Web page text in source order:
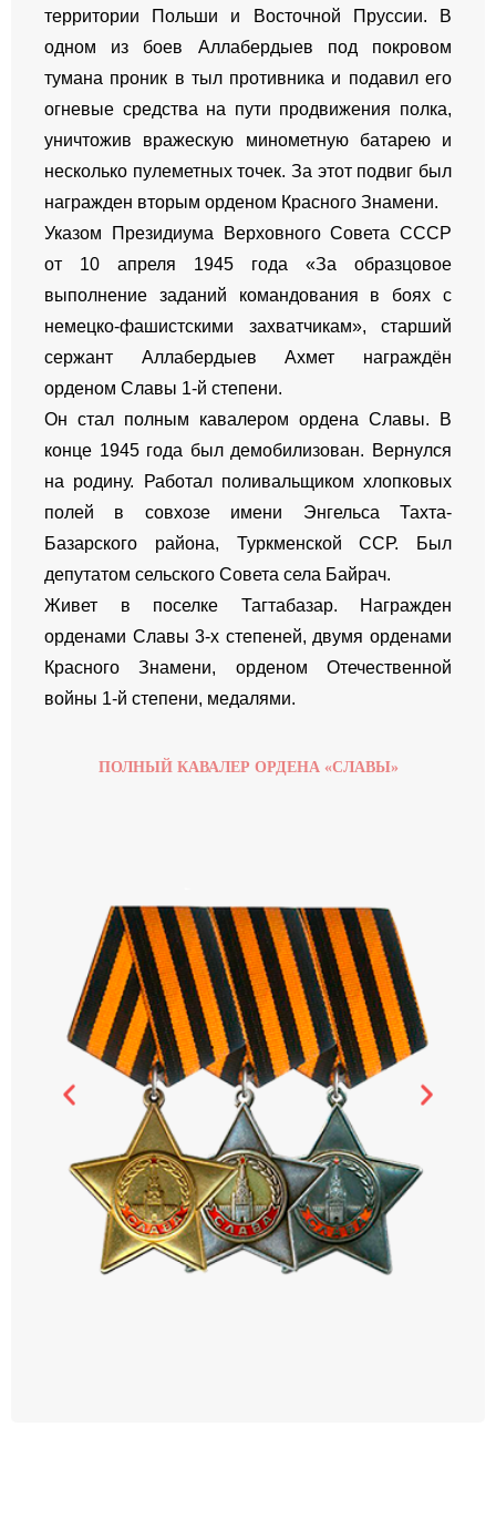
территории Польши и Восточной Пруссии. В
одном из боев Аллабердыев под покровом
тумана проник в тыл противника и подавил его
огневые средства на пути продвижения полка,
уничтожив вражескую минометную батарею и
несколько пулеметных точек. За этот подвиг был
награжден вторым орденом Красного Знамени.
Указом Президиума Верховного Совета СССР
от 10 апреля 1945 года «За образцовое
выполнение заданий командования в боях с
немецко-фашистскими захватчикам», старший
сержант Аллабердыев Ахмет награждён
орденом Славы 1-й степени.
Он стал полным кавалером ордена Славы. В
конце 1945 года был демобилизован. Вернулся
на родину. Работал поливальщиком хлопковых
полей в совхозе имени Энгельса Тахта-
Базарского района, Туркменской ССР. Был
депутатом сельского Совета села Байрач.
Живет в поселке Тагтабазар. Награжден
орденами Славы 3-х степеней, двумя орденами
Красного Знамени, орденом Отечественной
войны 1-й степени, медалями.
ПОЛНЫЙ КАВАЛЕР ОРДЕНА «СЛАВЫ»